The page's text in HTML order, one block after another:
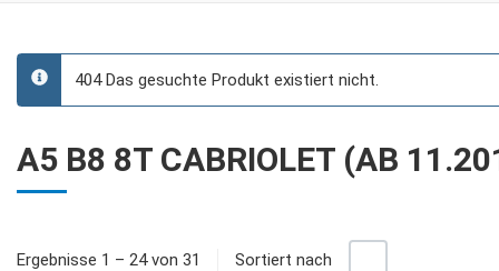
info
404 Das gesuchte Produkt existiert nicht.
A5 B8 8T CABRIOLET (AB
Ergebnisse 1 – 24 von 31 Sortiert nach